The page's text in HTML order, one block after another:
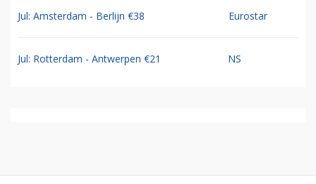
Jul: Amsterdam - Berlijn €38 Eurostar
Jul: Rotterdam - Antwerpen €21 NS